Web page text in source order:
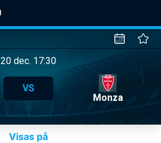
20 dec. 17:30
VS
Monza
Visas på